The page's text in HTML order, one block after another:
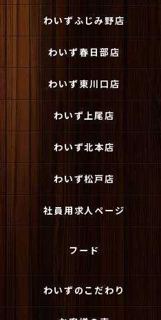
わいずふじみ野店
わいず春日部店
わいず東川口店
わいず上尾店
わいず北本店
わいず松戸店
社員用求人ページ
フード
わいずのこだわり